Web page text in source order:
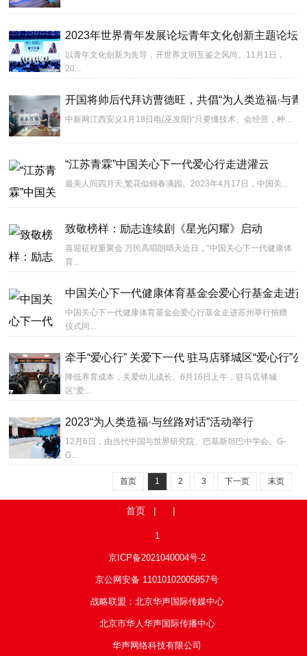
2023年世界青年发展论坛青年文化创新主题论坛
以青年文化创新为先导，开世界文明互鉴之风尚。11月1日，
20...
开国将帅后代拜访曹德旺，共倡“为人类造福·与青
中新网江西安义1月18日电(巫发阳)“只要懂技术、会经营，种...
“江苏青霖”中国关心下一代爱心行走进灌云
最美人间四月天,繁花似锦春满园。2023年4月17日，中国关...
致敬榜样：励志连续剧《星光闪耀》启动
喜迎征程重聚会 万民高唱朗晴天近日，“中国关心下一代健康体
育...
中国关心下一代健康体育基金会爱心行基金走进
中国关心下一代健康体育基金会爱心行基金走进苏州举行捐赠
仪式同...
牵手“爱心行” 关爱下一代 驻马店驿城区“爱心行”
降低养育成本，关爱幼儿成长。6月16日上午，驻马店驿城
区“爱...
2023“为人类造福·与丝路对话”活动举行
12月6日，由当代中国与世界研究院、巴基斯坦巴中学会、G-
G...
首页 1 2 3 下一页 末页
首页 | |
1
京ICP备2021040004号-2
京公网安备 11010102005857号
战略联盟：北京华声国际传媒中心
北京市华人华声国际传播中心
华声网络科技有限公司